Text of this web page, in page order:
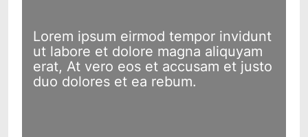
Lorem ipsum eirmod tempor invidunt
ut labore et dolore magna aliquyam
erat, At vero eos et accusam et justo
duo dolores et ea rebum.